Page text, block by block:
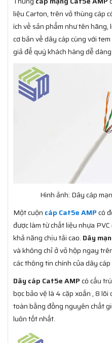
liệu Carton, trên vỏ thùng cáp
ích về sản phẩm như tên hãng,
cơ bản về dây cáp cùng với
giả để quý khách hàng dễ
Hình ảnh: Dây cáp
Một cuộn cáp Cat5e AMPcó
được làm từ chất liệu nhựa
khả năng chịu tải cao. Dây
và không chỉ ở vỏ hộp ngay
các thông tin chính của dây cáp
Dây cáp Cat5e AMPcó cấu
bọc bảo vệ là 4 cặp xoắn , 8
toàn bằng đồng nguyên chất
luôn tốt nhất.